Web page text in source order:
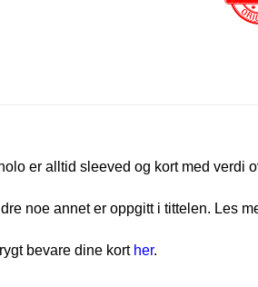
er alltid sleeved og kort med verdi
noe annet er oppgitt i tittelen. Les
bevare dine kort her.